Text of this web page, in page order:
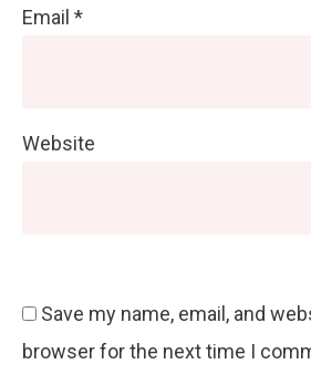
Email *
Website
Save my name, email, and
browser for the next time I